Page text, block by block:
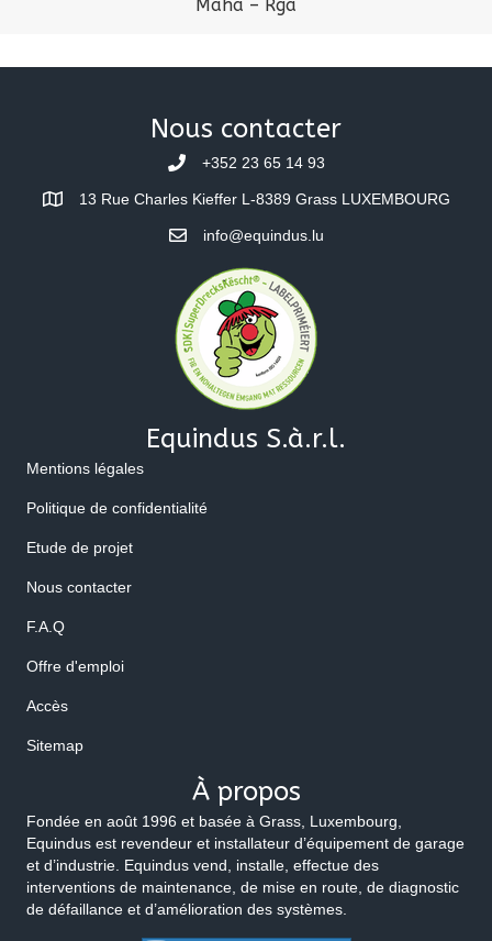
Maha – Rga
Nous contacter
+352 23 65 14 93
13 Rue Charles Kieffer L-8389 Grass LUXEMBOURG
info@equindus.lu
Equindus S.à.r.l.
Mentions légales
Politique de confidentialité
Etude de projet
Nous contacter
F.A.Q
Offre d'emploi
Accès
Sitemap
À propos
Fondée en août 1996 et basée à Grass, Luxembourg,
Equindus est revendeur et installateur d’équipement de garage
et d’industrie. Equindus vend, installe, effectue des
interventions de maintenance, de mise en route, de diagnostic
de défaillance et d’amélioration des systèmes.